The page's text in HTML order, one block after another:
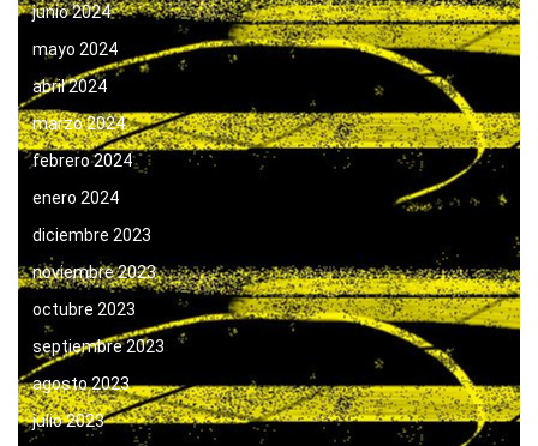
junio 2024
mayo 2024
abril 2024
marzo 2024
febrero 2024
enero 2024
diciembre 2023
noviembre 2023
octubre 2023
septiembre 2023
agosto 2023
julio 2023